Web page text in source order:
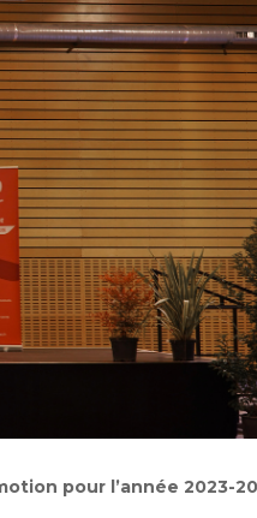
pour l’année 2023-